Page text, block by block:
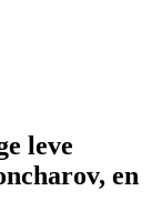
leve
en